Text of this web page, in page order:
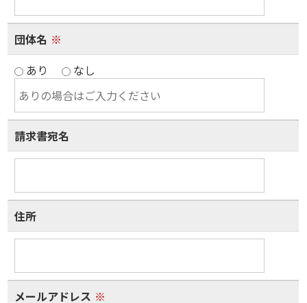
団体名 ※
あり
なし
請求書宛名
住所
メールアドレス ※